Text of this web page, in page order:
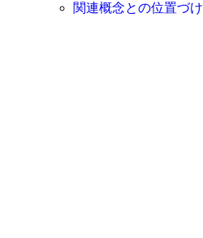
関連概念との位置づけ